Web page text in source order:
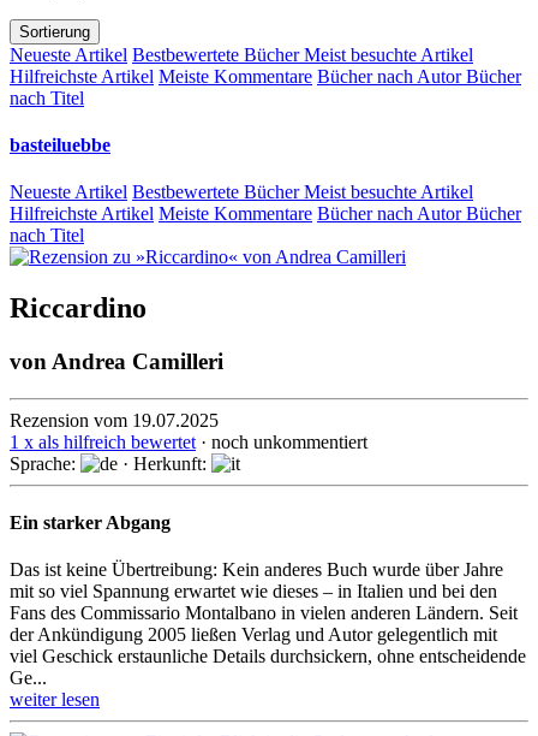
Sortierung
Neueste Artikel Bestbewertete BücherMeist besuchte Artikel
Hilfreichste Artikel Meiste Kommentare Bücher nach AutorBücher
nach Titel
basteiluebbe
Neueste Artikel Bestbewertete BücherMeist besuchte Artikel
Hilfreichste Artikel Meiste Kommentare Bücher nach AutorBücher
nach Titel
Riccardino
von Andrea Camilleri
Rezension vom 19.07.2025
1 x als hilfreich bewertet · noch unkommentiert
Sprache:
· Herkunft:
Ein starker Abgang
Das ist keine Übertreibung: Kein anderes Buch wurde über Jahre
mit so viel Spannung erwartet wie dieses – in Italien und bei den
Fans des Com­mis­sario Mon­tal­bano in vielen anderen Ländern. Seit
der Ankündi­gung 2005 ließen Verlag und Autor gelegent­lich mit
viel Geschick erstaun­liche Details durch­sickern, ohne entschei­dende
Ge...
weiter lesen